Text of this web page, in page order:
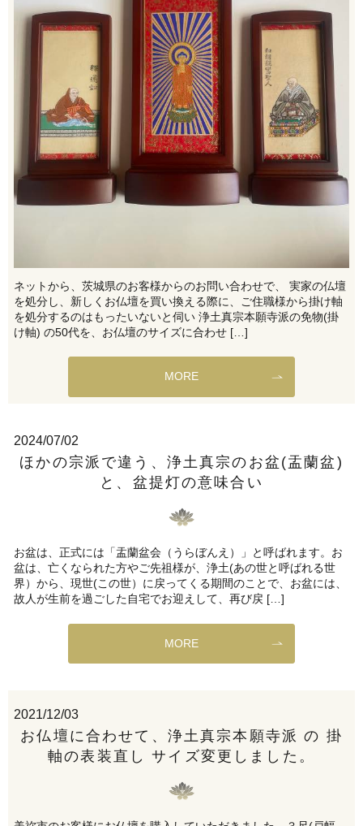
ネットから、茨城県のお客様からのお問い合わせで、 実家の仏壇
を処分し、新しくお仏壇を買い換える際に、ご住職様から掛け軸
を処分するのはもったいないと伺い 浄土真宗本願寺派の免物(掛
け軸) の50代を、お仏壇のサイズに合わせ […]
MORE
2024/07/02
ほかの宗派で違う、浄土真宗のお盆(盂蘭盆)
と、盆提灯の意味合い
お盆は、正式には「盂蘭盆会（うらぼんえ）」と呼ばれます。お
盆は、亡くなられた方やご先祖様が、浄土(あの世と呼ばれる世
界）から、現世(この世）に戻ってくる期間のことで、お盆には、
故人が生前を過ごした自宅でお迎えして、再び戻 […]
MORE
2021/12/03
お仏壇に合わせて、浄土真宗本願寺派 の 掛
軸の表装直し サイズ変更しました。